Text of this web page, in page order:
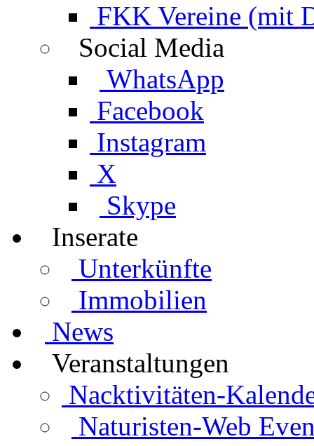
FKK Vereine (mit
Social Media
WhatsApp
Facebook
Instagram
X
Skype
Inserate
Unterkünfte
Immobilien
News
Veranstaltungen
Nacktivitäten-
Naturisten-Web